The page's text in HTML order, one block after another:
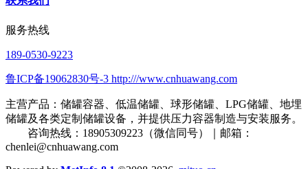
服务热线
189-0530-9223
鲁ICP备19062830号-3 http:///www.cnhuawang.com
主营产品：储罐容器、低温储罐、球形储罐、LPG储罐、地埋
储罐及各类定制储罐设备，并提供压力容器制造与安装服务。
咨询热线：18905309223（微信同号）｜邮箱：
chenlei@cnhuawang.com